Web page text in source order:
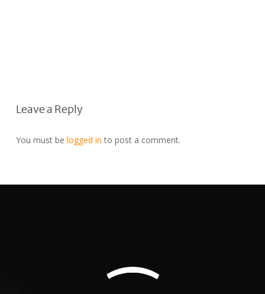
Leave a Reply
You must be logged in to post a comment.